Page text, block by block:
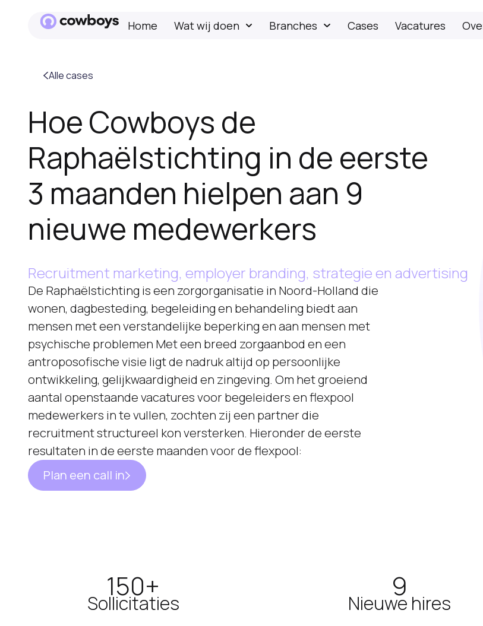
Home Wat wij doen Branches Cases Vacatures
Alle cases
Hoe Cowboys de
Raphaëlstichting in de eerste
3 maanden hielpen aan 9
nieuwe medewerkers
Recruitment marketing, employer branding, strategie en advertising
De Raphaëlstichting is een zorgorganisatie in Noord-Holland die
wonen, dagbesteding, begeleiding en behandeling biedt aan
mensen met een verstandelijke beperking en aan mensen met
psychische problemen Met een breed zorgaanbod en een
antroposofische visie ligt de nadruk altijd op persoonlijke
ontwikkeling, gelijkwaardigheid en zingeving. Om het groeiend
aantal openstaande vacatures voor begeleiders en flexpool
medewerkers in te vullen, zochten zij een partner die
recruitment structureel kon versterken. Hieronder de eerste
resultaten in de eerste maanden voor de flexpool:
Plan een call in
150+
Sollicitaties
9
Nieuwe hires